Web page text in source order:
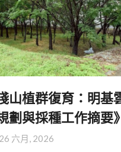
山植群復育：明基
劃與採種工作摘要》
26 六月, 2026